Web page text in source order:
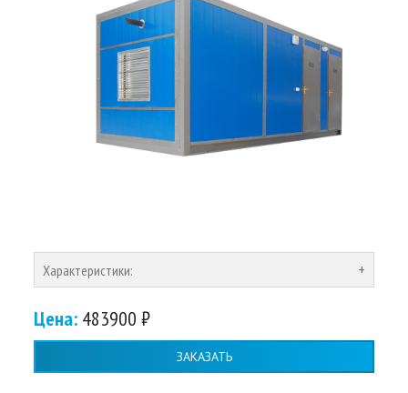
Характеристики:
Цена: 483900 ₽
ЗАКАЗАТЬ